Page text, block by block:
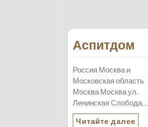
Аспитдом
Россия Москва и
Московская область
Москва Москва ул.
Ленинская Слобода,…
Читайте далее